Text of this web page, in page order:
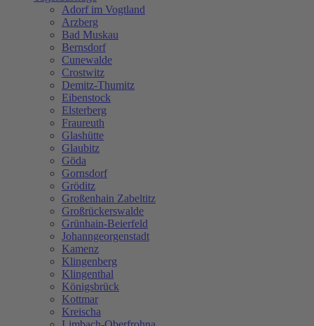
Adorf im Vogtland
Arzberg
Bad Muskau
Bernsdorf
Cunewalde
Crostwitz
Demitz-Thumitz
Eibenstock
Elsterberg
Fraureuth
Glashütte
Glaubitz
Göda
Gornsdorf
Gröditz
Großenhain Zabeltitz
Großrückerswalde
Grünhain-Beierfeld
Johanngeorgenstadt
Kamenz
Klingenberg
Klingenthal
Königsbrück
Kottmar
Kreischa